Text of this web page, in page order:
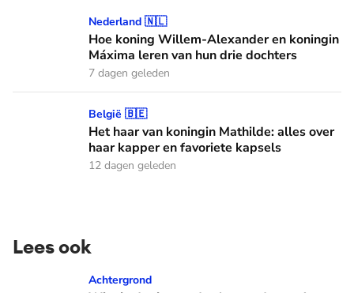
Hoe koning Willem-Alexander en koningin Máxima leren
Nederland 🇳🇱
Hoe koning Willem-Alexander en koningin
Máxima leren van hun drie dochters
7 dagen geleden
Het haar van koningin Mathilde: alles over haar kapper en
België 🇧🇪
Het haar van koningin Mathilde: alles over
haar kapper en favoriete kapsels
12 dagen geleden
Lees ook
Wist je dat je aan de vlag op de auto's kunt zien welke
Achtergrond